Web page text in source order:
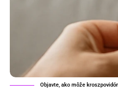
Objavte, ako môže